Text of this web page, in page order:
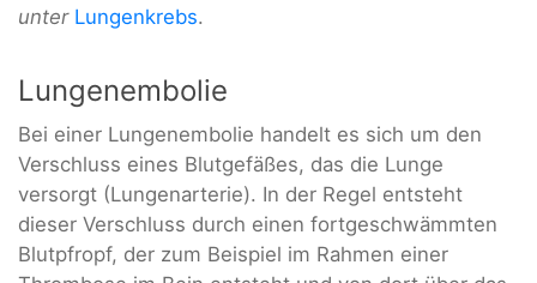
unter Lungenkrebs.
Lungenembolie
Bei einer Lungenembolie handelt es sich um den
Verschluss eines Blutgefäßes, das die Lunge
versorgt (Lungenarterie). In der Regel entsteht
dieser Verschluss durch einen fortgeschwämmten
Blutpfropf, der zum Beispiel im Rahmen einer